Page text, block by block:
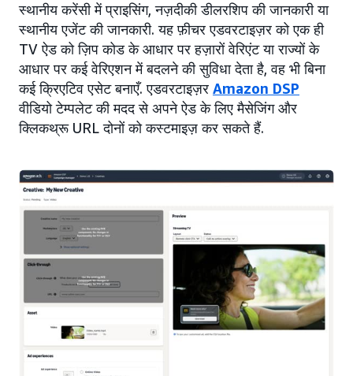
स्थानीय करेंसी में प्राइसिंग, नज़दीकी डीलरशिप की जानकारी या
स्थानीय एजेंट की जानकारी. यह फ़ीचर एडवरटाइज़र को एक ही
TV ऐड को ज़िप कोड के आधार पर हज़ारों वेरिएंट या राज्यों के
आधार पर कई वेरिएशन में बदलने की सुविधा देता है, वह भी बिना
कई क्रिएटिव एसेट बनाएँ. एडवरटाइज़र Amazon DSP
वीडियो टेम्पलेट की मदद से अपने ऐड के लिए मैसेजिंग और
क्लिकथ्रू URL दोनों को कस्टमाइज़ कर सकते हैं.